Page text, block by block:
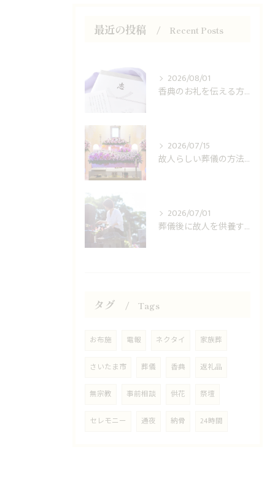
最近の投稿 Recent Posts
2026/08/01
香典のお礼を伝える方法は？
2026/07/15
故人らしい葬儀の方法は？
2026/07/01
葬儀後に故人を供養する方法は？
タグ Tags
お布施 電報 ネクタイ 家族葬
さいたま市 葬儀 香典 返礼品
無宗教 事前相談 供花 祭壇
セレモニー 通夜 納骨 24時間